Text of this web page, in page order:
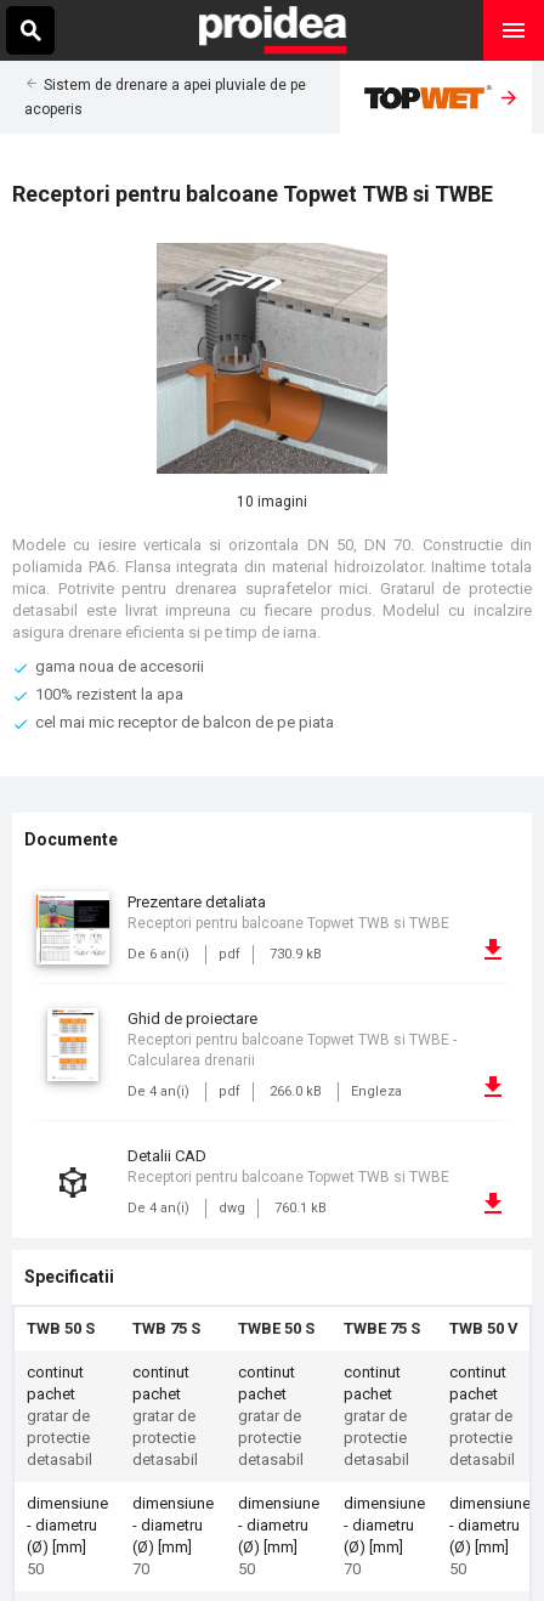
Sistem de drenare a apei pluviale de pe
acoperis
Receptori pentru balcoane Topwet TWB si TWBE
10 imagini
Modele cu iesire verticala si orizontala DN 50, DN 70. Constructie din
poliamida PA6. Flansa integrata din material hidroizolator. Inaltime totala
mica. Potrivite pentru drenarea suprafetelor mici. Gratarul de protectie
detasabil este livrat impreuna cu fiecare produs. Modelul cu incalzire
asigura drenare eficienta si pe timp de iarna.
gama noua de accesorii
100% rezistent la apa
cel mai mic receptor de balcon de pe piata
Documente
prezentare detaliata
De 6 an(i) pdf 730.9 kB
Receptori pentru balcoane Topwet TWB si TWBE
ghid de proiectare
De 4 an(i) pdf 266.0 kB Engleza
Receptori pentru balcoane Topwet TWB si TWBE -
Calcularea drenarii
detalii CAD
De 4 an(i) dwg 760.1 kB
Receptori pentru balcoane Topwet TWB si TWBE
Specificatii
TWB 50 S TWB 75 S TWBE 50 S TWBE 75 S TWB 50 V
continut
pachet
gratar de
protectie
detasabil
continut
pachet
gratar de
protectie
detasabil
continut
pachet
gratar de
protectie
detasabil
continut
pachet
gratar de
protectie
detasabil
continut
pachet
gratar de
protectie
detasabil
dimensiune
- diametru
(Ø) [mm]
50
dimensiune
- diametru
(Ø) [mm]
70
dimensiune
- diametru
(Ø) [mm]
50
dimensiune
- diametru
(Ø) [mm]
70
dimensiune
- diametru
(Ø) [mm]
50